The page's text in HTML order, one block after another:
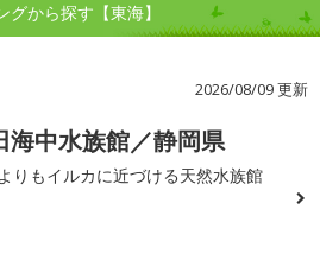
から探す【東海】
2026/08/09 更新
海中水族館／静岡県
りもイルカに近づける天然水族館